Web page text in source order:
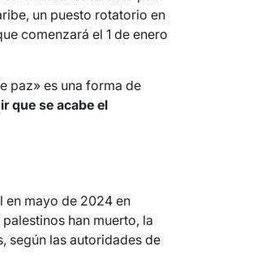
un puesto rotatorio en
comenzará el 1 de enero
paz» es una forma de
que se acabe el
en mayo de 2024 en
han muerto, la
según las autoridades de